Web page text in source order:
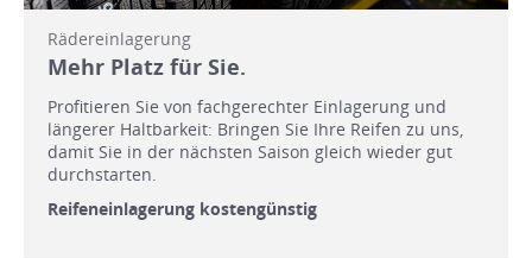
Rädereinlagerung
Mehr Platz für Sie.
Profitieren Sie von fachgerechter Einlagerung und
längerer Haltbarkeit: Bringen Sie Ihre Reifen zu uns,
damit Sie in der nächsten Saison gleich wieder gut
durchstarten.
Reifeneinlagerung kostengünstig